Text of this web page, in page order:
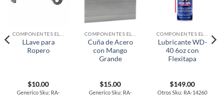
LLave para
Ropero
$10.00
Generico Sku: RA-
Cuña de Acero
con Mango
Grande
$15.00
Generico Sku: RA-
Lubricante WD-
40 6oz con
Flexitapa
$149.00
Otros Sku: RA-14260